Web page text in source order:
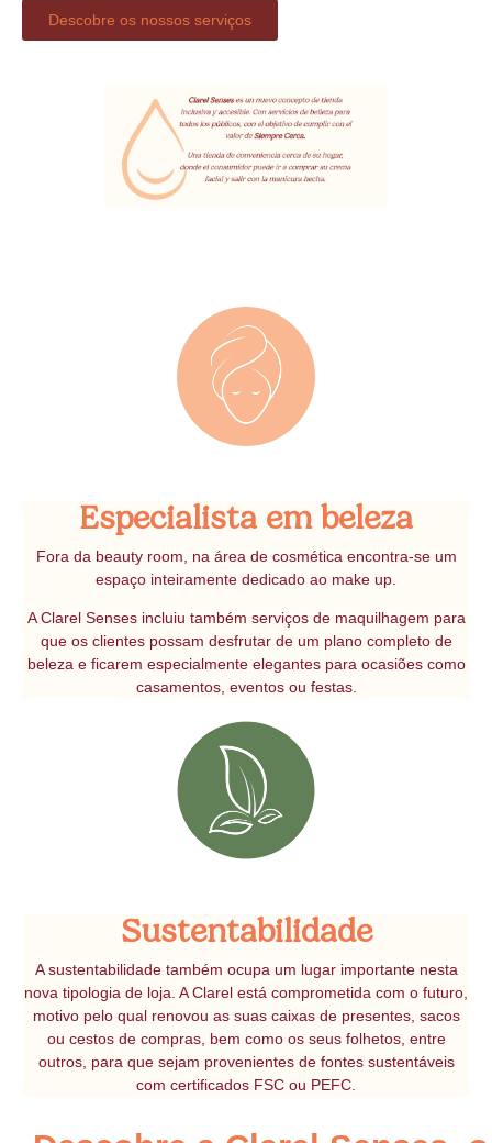
Descobre os nossos serviços
Especialista em beleza
Fora da beauty room, na área de cosmética encontra-se um
espaço inteiramente dedicado ao make up.
A Clarel Senses incluiu também serviços de maquilhagem para
que os clientes possam desfrutar de um plano completo de
beleza e ficarem especialmente elegantes para ocasiões como
casamentos, eventos ou festas.
Sustentabilidade
A sustentabilidade também ocupa um lugar importante nesta
nova tipologia de loja. A Clarel está comprometida com o futuro,
motivo pelo qual renovou as suas caixas de presentes, sacos
ou cestos de compras, bem como os seus folhetos, entre
outros, para que sejam provenientes de fontes sustentáveis
com certificados FSC ou PEFC.